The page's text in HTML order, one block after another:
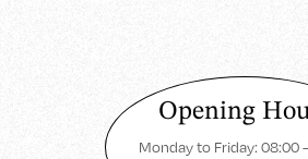
Opening
Monday to Friday: 08:00